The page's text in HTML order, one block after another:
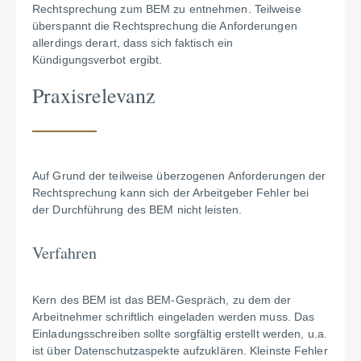
Rechtsprechung zum BEM zu entnehmen. Teilweise
überspannt die Rechtsprechung die Anforderungen
allerdings derart, dass sich faktisch ein
Kündigungsverbot ergibt.
Praxisrelevanz
Auf Grund der teilweise überzogenen Anforderungen der
Rechtsprechung kann sich der Arbeitgeber Fehler bei
der Durchführung des BEM nicht leisten.
Verfahren
Kern des BEM ist das BEM-Gespräch, zu dem der
Arbeitnehmer schriftlich eingeladen werden muss. Das
Einladungsschreiben sollte sorgfältig erstellt werden, u.a.
ist über Datenschutzaspekte aufzuklären. Kleinste Fehler